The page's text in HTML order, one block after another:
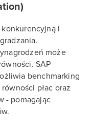
i
może
SAP
benchmarking
płac oraz
- pomagając